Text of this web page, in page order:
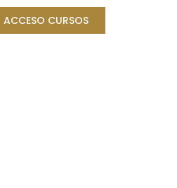
ACCESO CURSOS